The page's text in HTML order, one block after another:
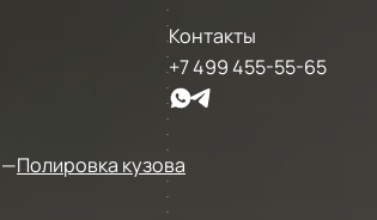
Контакты
+7 499 455-55-65
Полировка кузова